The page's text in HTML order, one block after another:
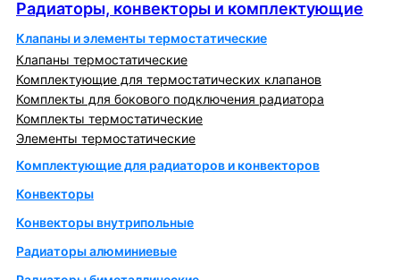
Радиаторы, конвекторы и комплектующие
Клапаны и элементы термостатические
Клапаны термостатические
Комплектующие для термостатических клапанов
Комплекты для бокового подключения радиатора
Комплекты термостатические
Элементы термостатические
Комплектующие для радиаторов и конвекторов
Конвекторы
Конвекторы внутрипольные
Радиаторы алюминиевые